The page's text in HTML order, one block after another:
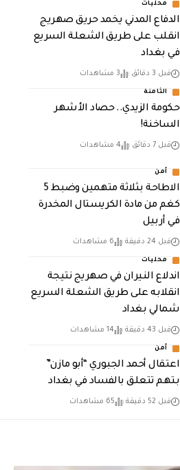
محليات
الدفاع المدني يخمد حريق صهريج
انقلب على طريق الشعلة السريع
في بغداد
قبل 3 دقائق 3 مشاهدات
الثامنة
حكومة الزيدي.. حصاد الأشهر
الساخنة!
قبل 7 دقائق 4 مشاهدات
أمن
الاطاحة بثلاثة متهمين وضبط 5
كغم من مادة الكريستال المخدرة ​
في أربيل
قبل 24 دقيقة 6 مشاهدات
محليات
اندلاع النيران في صهريج نتيجة
انقلابه على طريق الشعلة السريع
شمالي بغداد
قبل 43 دقيقة 14 مشاهدات
أمن
اعتقال أحمد الجبوري “أبو مازن”
بتهم تتعلق بالفساد في بغداد
قبل 52 دقيقة 65 مشاهدات